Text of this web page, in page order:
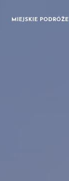
MIEJSKIE PODRÓŻE